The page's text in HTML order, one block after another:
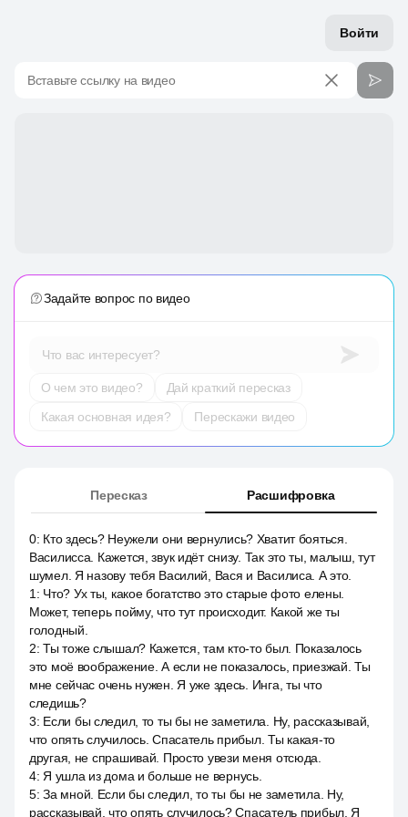
Войти
Вставьте ссылку на видео
Задайте вопрос по видео
Что вас интересует?
О чем это видео?
Дай краткий пересказ
Какая основная идея?
Перескажи видео
Пересказ Расшифровка
0: Кто здесь? Неужели они вернулись? Хватит бояться.
Василисса. Кажется, звук идёт снизу. Так это ты, малыш, тут
шумел. Я назову тебя Василий, Вася и Василиса. А это.
1 : Что? Ух ты, какое богатство это старые фото елены.
Может, теперь пойму, что тут происходит. Какой же ты
голодный.
2:Ты тоже слышал? Кажется, там кто-то был. Показалось
это моё воображение. А если не показалось, приезжай. Ты
мне сейчас очень нужен. Я уже здесь. Инга, ты что
следишь?
3: Если бы следил, то ты бы не заметила. Ну, рассказывай,
что опять случилось. Спасатель прибыл. Ты какая-то
другая, не спрашивай. Просто увези меня отсюда.
4: Я ушла из дома и больше не вернусь.
5:За мной. Если бы следил, то ты бы не заметила. Ну,
рассказывай, что опять случилось? Спасатель прибыл. Я